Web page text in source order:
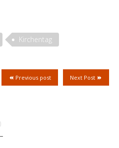
Kirchentag
Next Post
Previous post